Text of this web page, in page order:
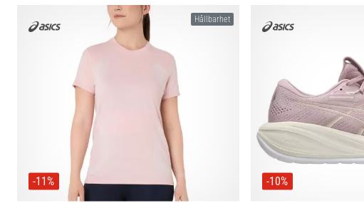
37 37½ 38 39 39½ 40 40½ 41½ 42 42½Hållbarhet
-11% -10%